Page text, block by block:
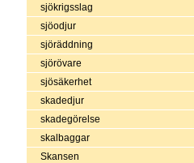
sjökrigsslag
sjöodjur
sjöräddning
sjörövare
sjösäkerhet
skadedjur
skadegörelse
skalbaggar
Skansen